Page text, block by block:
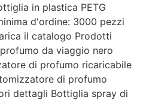
in plastica PETG
d'ordine: 3000 pezzi
il catalogo Prodotti
da viaggio nero
di profumo ricaricabile
di profumo
dettagli Bottiglia spray di